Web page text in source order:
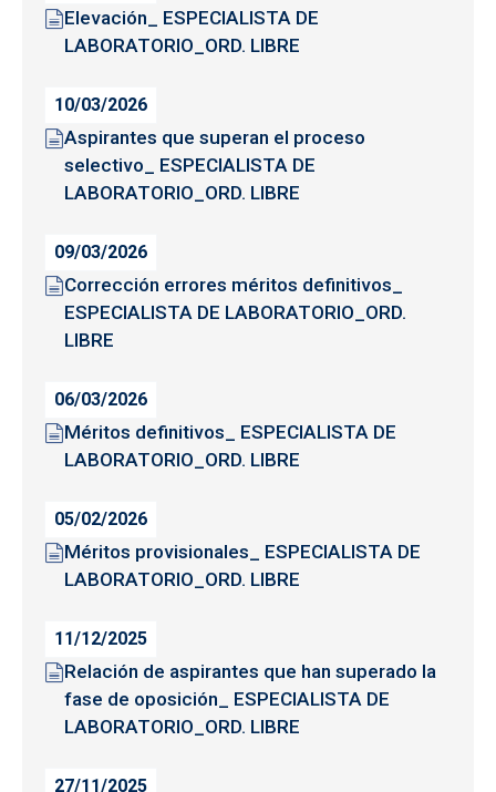
Elevación_ ESPECIALISTA DE
LABORATORIO_ORD. LIBRE
10/03/2026
Aspirantes que superan el proceso
selectivo_ ESPECIALISTA DE
LABORATORIO_ORD. LIBRE
09/03/2026
Corrección errores méritos definitivos_
ESPECIALISTA DE LABORATORIO_ORD.
LIBRE
06/03/2026
Méritos definitivos_ ESPECIALISTA DE
LABORATORIO_ORD. LIBRE
05/02/2026
Méritos provisionales_ ESPECIALISTA DE
LABORATORIO_ORD. LIBRE
11/12/2025
Relación de aspirantes que han superado la
fase de oposición_ ESPECIALISTA DE
LABORATORIO_ORD. LIBRE
27/11/2025